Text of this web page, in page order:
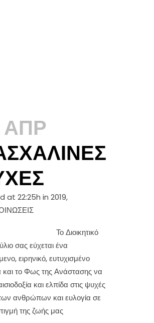
ΑΠΡ
at 22:25h in 2019,
Το Διοικητικό
σας εύχεται ένα
ειρηνικό, ευτυχισμένο
το Φως της Ανάστασης να
και ελπίδα στις ψυχές
ανθρώπων και ευλογία σε
της ζωής μας